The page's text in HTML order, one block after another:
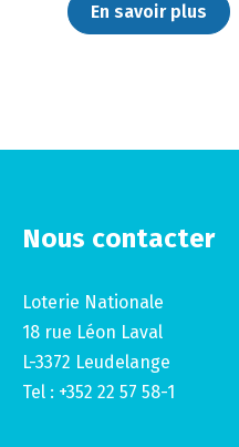
En savoir plus
Nous contacter
Loterie Nationale
18 rue Léon Laval
L-3372 Leudelange
Tel : +352 22 57 58-1